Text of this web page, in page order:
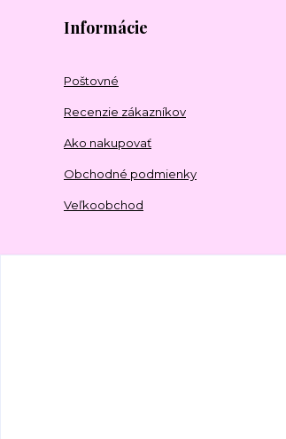
Informácie
Poštovné
Recenzie zákazníkov
Ako nakupovať
Obchodné podmienky
Veľkoobchod